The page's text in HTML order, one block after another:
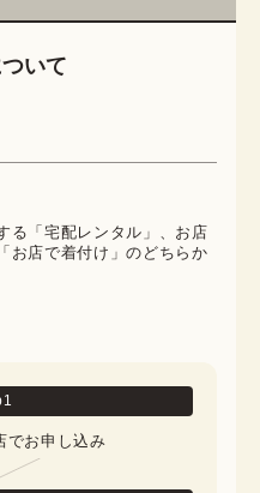
いて
る「宅配レンタル」、お店
お店で着付け」のどちらか
1
でお申し込み